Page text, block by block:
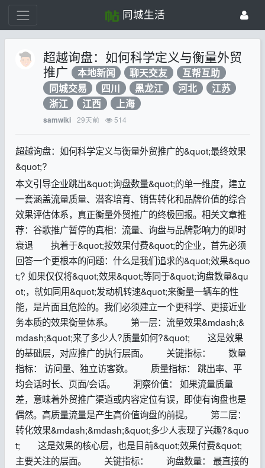
同城生活
超越询盘：如何科学定义与衡量外贸
推广 本地新闻 聊天交友
互帮互助
同城交易
四川 黑龙江 河北
江苏
浙江
江西 上海
samwiki 29天前 514
超越询盘：如何科学定义与衡量外贸推广的&quot;最终效果
&quot;?
本文引导企业跳出&quot;询盘数量&quot;的单一维度，建立
一套涵盖流量质量、潜客培育、销售转化和品牌价值的综合
效果评估体系，真正衡量外贸推广的终极回报。相关文章推
荐：谷歌推广暂停的真相：流量、询盘与品牌影响力的即时
衰退 执着于&quot;按效果付费&quot;的企业，首先必须
回答一个更根本的问题：什么是我们追求的&quot;效果&quo
t;? 如果仅仅将&quot;效果&quot;等同于&quot;询盘数量&qu
ot;，就如同用&quot;发动机转速&quot;来衡量一辆车的性
能，是片面且危险的。我们必须建立一个更科学、更接近业
务本质的效果衡量体系。 第一层：流量效果&mdash;&
mdash;&quot;来了多少人?质量如何?&quot; 这是效果
的基础层，对应推广的执行层面。 关键指标： 数量
指标： 访问量、独立访客数。 质量指标： 跳出率、平
均会话时长、页面/会话。 洞察价值： 如果流量质量
差，意味着外贸推广渠道或内容定位有误，即使有询盘也是
偶然。高质量流量是产生高价值询盘的前提。 第二层：
转化效果&mdash;&mdash;&quot;多少人表现了兴趣?&quo
t; 这是效果的核心层，也是目前&quot;效果付费&quot;
主要关注的层面。 关键指标： 询盘数量： 最直接的